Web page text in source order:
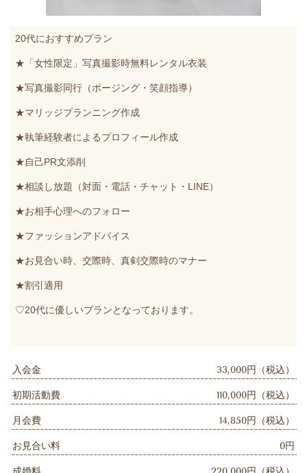
20代におすすめプラン
★「女性限定」写真撮影時無料レンタル衣装
★写真撮影同行（ポージング・笑顔指導）
★マリッジプランニング作成
★執筆経験者によるプロフィール作成
★自己PR文添削
★相談し放題（対面・電話・チャット・LINE）
★お相手心理へのフォロー
★ファッションアドバイス
★お見合い時、交際時、真剣交際時のマナー
★割引適用
♡20代に優しいプランとなっております。
入会金 33,000円（税込）
初期活動費 110,000円（税込）
月会費 14,850円（税込）
お見合い料 0円